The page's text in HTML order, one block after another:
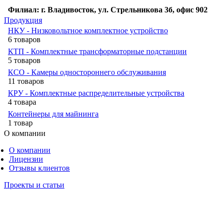
Филиал: г. Владивосток, ул. Стрельникова 3б, офис 902
Продукция
НКУ - Низковольтное комплектное устройство
6 товаров
КТП - Комплектные трансформаторные подстанции
5 товаров
КСО - Камеры одностороннего обслуживания
11 товаров
КРУ - Комплектные распределительные устройства
4 товара
Контейнеры для майнинга
1 товар
О компании
О компании
Лицензии
Отзывы клиентов
Проекты и статьи